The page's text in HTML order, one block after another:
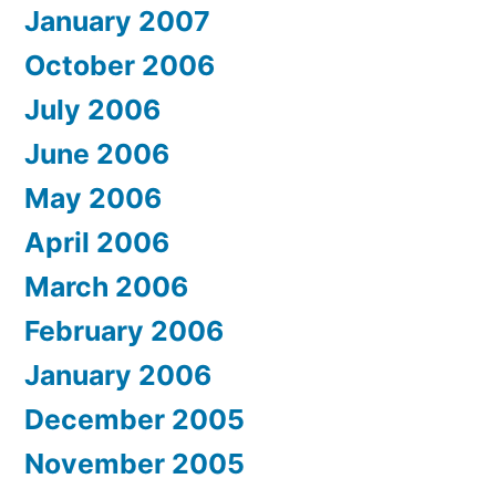
January 2007
October 2006
July 2006
June 2006
May 2006
April 2006
March 2006
February 2006
January 2006
December 2005
November 2005